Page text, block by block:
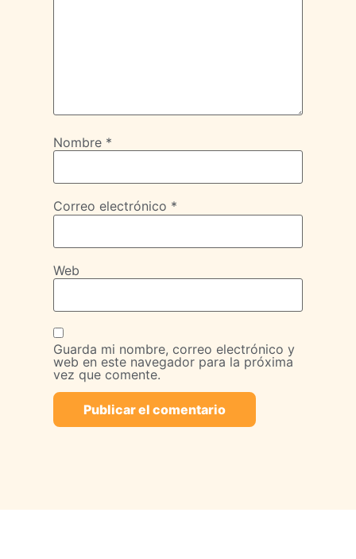
Nombre *
Correo electrónico *
Web
Guarda mi nombre, correo electrónico y
web en este navegador para la próxima
vez que comente.